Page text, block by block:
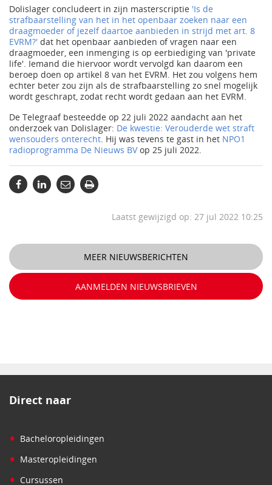
Dolislager concludeert in zijn masterscriptie 'Is de
strafbaarstelling van het in het openbaar zoeken naar een
draagmoeder of jezelf daartoe aanbieden in strijd met art. 8
EVRM?' dat het openbaar aanbieden of vragen naar een
draagmoeder, een inmenging is op eerbiediging van 'private
life'. Iemand die hiervoor wordt vervolgd kan daarom een
beroep doen op artikel 8 van het EVRM. Het zou volgens hem
echter beter zou zijn als de strafbaarstelling zo snel mogelijk
wordt geschrapt, zodat recht wordt gedaan aan het EVRM.
De Telegraaf besteedde op 22 juli 2022 aandacht aan het
onderzoek van Dolislager: De kwestie: Verouderde wet straft
wensouders onterecht. Hij was tevens te gast in het NPO1
radioprogramma De Nieuws BVop 25 juli 2022.
Laatst gewijzigd op: 27 jul 2022 10:25
MEER NIEUWSBERICHTEN
AANMELDEN NIEUWSBRIEVEN
Direct naar
• Bacheloropleidingen
• Masteropleidingen
• Cursussen